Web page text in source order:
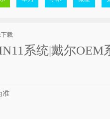
系统|戴尔OEM
准